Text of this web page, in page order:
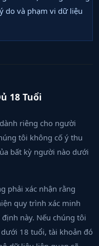
do và phạm vi dữ liệu
18 Tuổi
riêng cho người
tôi không cố ý thu
bất kỳ người nào dưới
phải xác nhận rằng
quy trình xác minh
này. Nếu chúng tôi
18 tuổi, tài khoản đó